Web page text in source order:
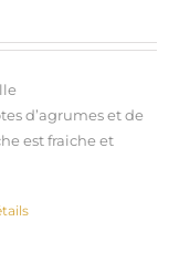
d’agrumes et de
est fraiche et